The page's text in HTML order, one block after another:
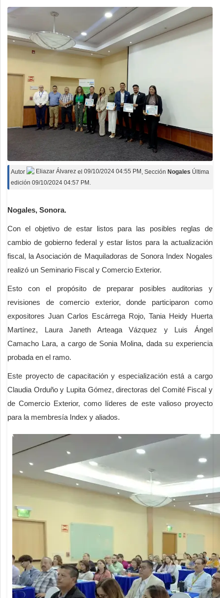
Autor Eliazar Álvarez el 09/10/2024 04:55 PM , Sección Nogales Última
edición 09/10/2024 04:57 PM.
Nogales, Sonora.
Con el objetivo de estar listos para las posibles reglas de
cambio de gobierno federal y estar listos para la actualización
fiscal, la Asociación de Maquiladoras de Sonora Index Nogales
realizó un Seminario Fiscal y Comercio Exterior.
Esto con el propósito de preparar posibles auditorias y
revisiones de comercio exterior, donde participaron como
expositores Juan Carlos Escárrega Rojo, Tania Heidy Huerta
Martínez, Laura Janeth Arteaga Vázquez y Luis Ángel
Camacho Lara, a cargo de Sonia Molina, dada su experiencia
probada en el ramo.
Este proyecto de capacitación y especialización está a cargo
Claudia Orduño y Lupita Gómez, directoras del Comité Fiscal y
de Comercio Exterior, como líderes de este valioso proyecto
para la membresía Index y aliados.